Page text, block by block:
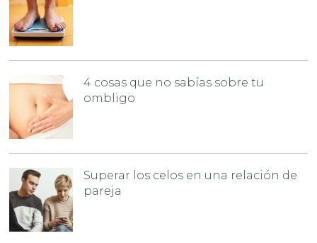
4 cosas que no sabías sobre tu
ombligo
Superar los celos en una relación de
pareja